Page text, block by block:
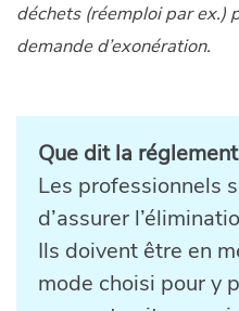
déchets (réemploi par ex.)
demande d’exonération.
Que dit la
Les professionnels
d’assurer
Ils doivent être en
mode choisi pour y